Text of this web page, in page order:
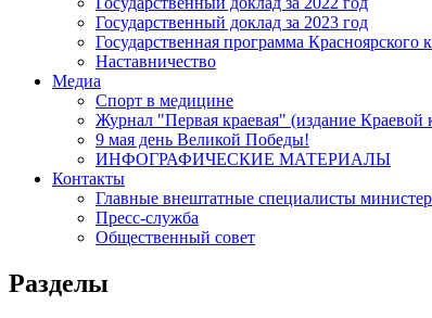
Государственный доклад за 2023 год
Государственная программа
Наставничество
Медиа
Спорт в медицине
Журнал "Первая краевая" (издание
9 мая день Великой Победы!
ИНФОГРАФИЧЕСКИЕ МАТЕРИАЛЫ
Контакты
Главные внештатные специалисты
Пресс-служба
Общественный совет
Разделы